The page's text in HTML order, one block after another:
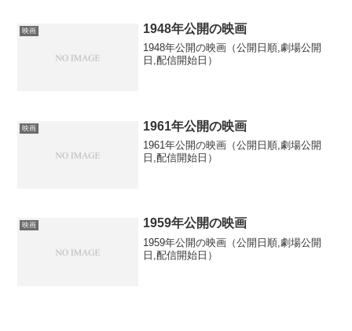
映画 1948年公開の映画
1948年公開の映画（公開日順,劇場公開
日,配信開始日）
映画 1961年公開の映画
1961年公開の映画（公開日順,劇場公開
日,配信開始日）
映画 1959年公開の映画
1959年公開の映画（公開日順,劇場公開
日,配信開始日）